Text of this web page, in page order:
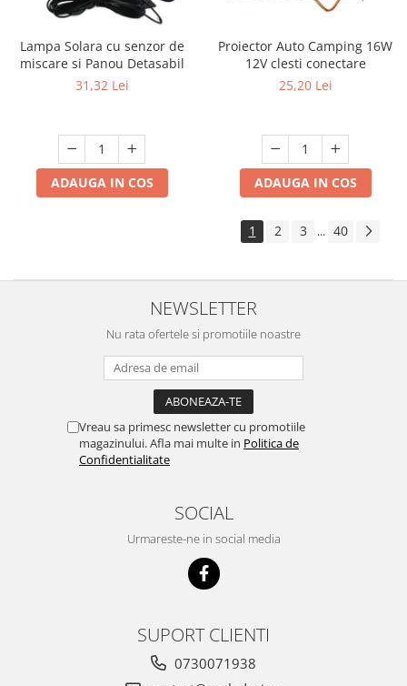
Lampa Solara cu senzor de
miscare si Panou Detasabil
31,32 Lei
ADAUGA IN COS
Proiector Auto Camping 16W
12V clesti conectare
25,20 Lei
ADAUGA IN COS
1 2 3 ... 40
NEWSLETTER
Nu rata ofertele si promotiile noastre
Vreau sa primesc newsletter cu promotiile
magazinului. Afla mai multe in Politica de
Confidentialitate
SOCIAL
Urmareste-ne in social media
SUPORT CLIENTI
0730071938